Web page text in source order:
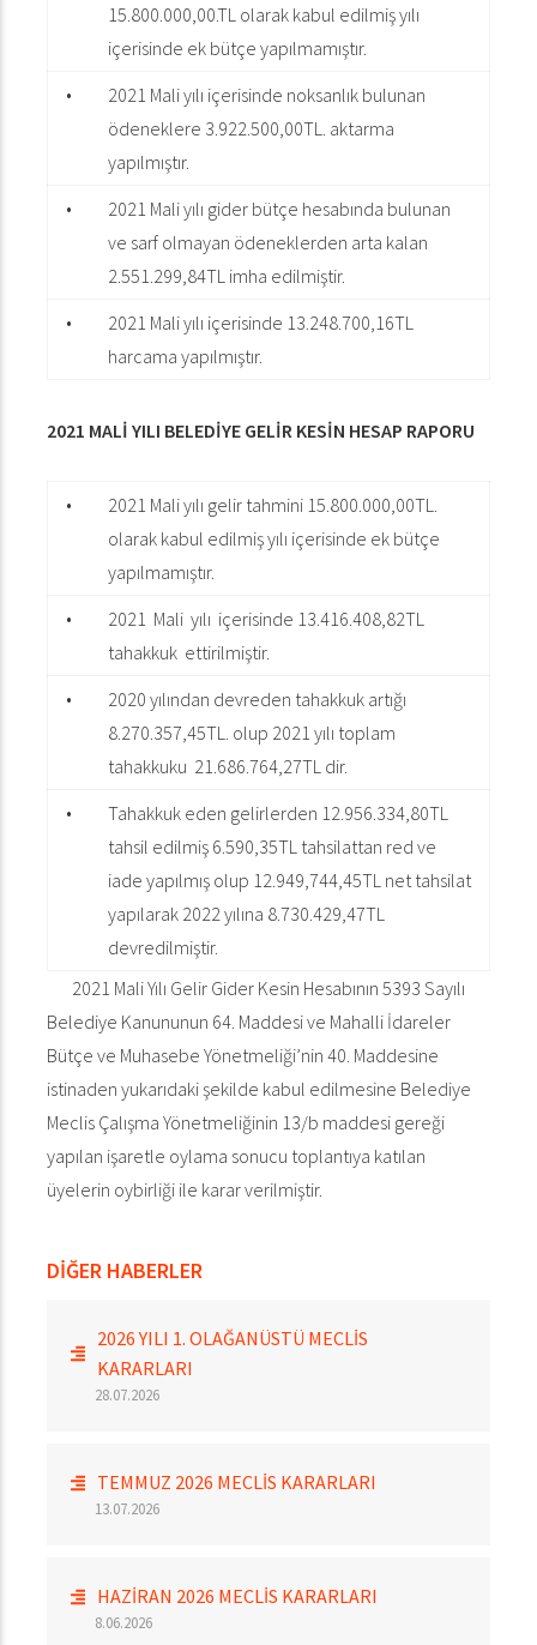
15.800.000,00.TL olarak kabul edilmiş yılı
içerisinde ek bütçe yapılmamıştır.
•
2021 Mali yılı içerisinde noksanlık bulunan
ödeneklere 3.922.500,00TL. aktarma
yapılmıştır.
•
2021 Mali yılı gider bütçe hesabında bulunan
ve sarf olmayan ödeneklerden arta kalan
2.551.299,84TL imha edilmiştir.
•
2021 Mali yılı içerisinde 13.248.700,16TL
harcama yapılmıştır.
2021 MALİ YILI BELEDİYE GELİR KESİN HESAP RAPORU
•
2021 Mali yılı gelir tahmini 15.800.000,00TL.
olarak kabul edilmiş yılı içerisinde ek bütçe
yapılmamıştır.
•
2021 Mali yılı içerisinde 13.416.408,82TL
tahakkuk ettirilmiştir.
•
2020 yılından devreden tahakkuk artığı
8.270.357,45TL. olup 2021 yılı toplam
tahakkuku 21.686.764,27TL dir.
•
Tahakkuk eden gelirlerden 12.956.334,80TL
tahsil edilmiş 6.590,35TL tahsilattan red ve
iade yapılmış olup 12.949,744,45TL net tahsilat
yapılarak 2022 yılına 8.730.429,47TL
devredilmiştir.
2021 Mali Yılı Gelir Gider Kesin Hesabının 5393 Sayılı
Belediye Kanununun 64. Maddesi ve Mahalli İdareler
Bütçe ve Muhasebe Yönetmeliği’nin 40. Maddesine
istinaden yukarıdaki şekilde kabul edilmesine Belediye
Meclis Çalışma Yönetmeliğinin 13/b maddesi gereği
yapılan işaretle oylama sonucu toplantıya katılan
üyelerin oybirliği ile karar verilmiştir.
DİĞER HABERLER
2026 YILI 1. OLAĞANÜSTÜ MECLİS
KARARLARI
28.07.2026
TEMMUZ 2026 MECLİS KARARLARI
13.07.2026
HAZİRAN 2026 MECLİS KARARLARI
8.06.2026